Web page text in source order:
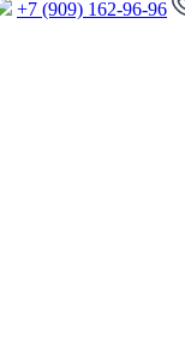
+7 (909) 162-96-96